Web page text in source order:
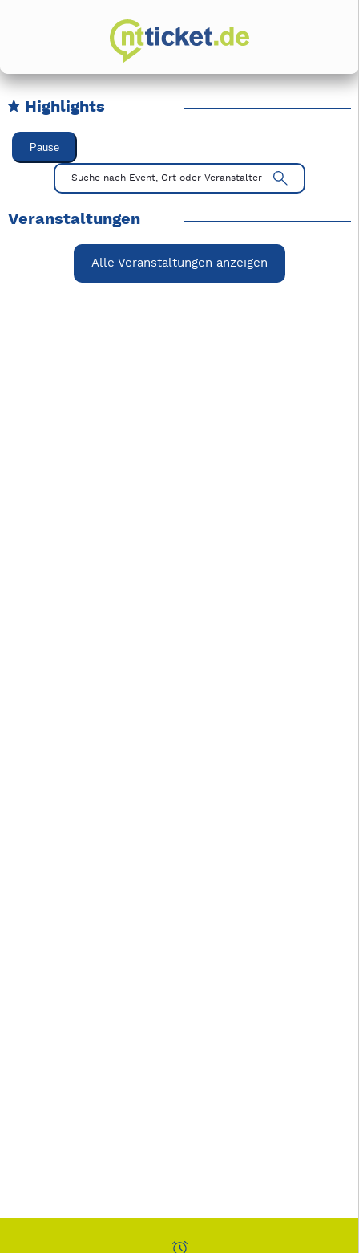
Highlights
Karussell Veranstaltungen überspringen
Pause
Mit Tab zu den Steuerelementen wechseln. Mit Pfeiltasten
Suche nach Event, Ort oder Veranstalter
Veranstaltungen
Alle Veranstaltungen anzeigen